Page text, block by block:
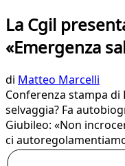
La Cgil
«Emergenza
di Matteo Marcelli
Conferenza stampa di
selvaggia? Fa
Giubileo: «Non
ci